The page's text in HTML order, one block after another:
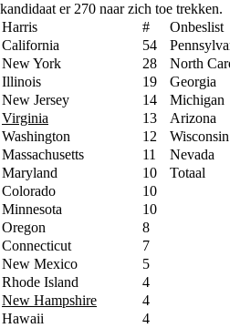
kandidaat er 270 naar zich toe trekken.
Harris
# Onbeslist
California
54
New York
28 North
Illinois
19 Georgia
New Jersey
14 Michigan
Virginia
13 Arizona
Washington
12 Wisconsin
Massachusetts
11 Nevada
Maryland
10 Totaal
Colorado
10
Minnesota
10
Oregon
8
Connecticut
7
New Mexico
5
Rhode Island
4
New Hampshire
4
Hawaii
4